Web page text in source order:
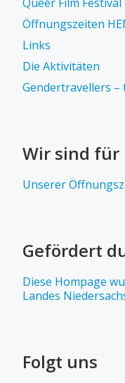
Öffnungszeiten
Links
Die Aktivitäten
Gendertravellers
Wir sind für
Unserer
Gefördert
Diese Hompage
Landes
Folgt uns